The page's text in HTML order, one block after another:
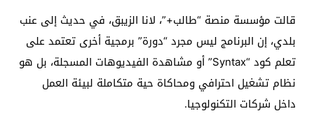
قالت مؤسسة منصة “طالب+”، لانا الزيبق، في حديث إلى عنب
بلدي، إن البرنامج ليس مجرد “دورة” برمجية أخرى تعتمد على
تعلم كود “Syntax” أو مشاهدة الفيديوهات المسجلة، بل هو
نظام تشغيل احترافي ومحاكاة حية متكاملة لبيئة العمل
داخل شركات التكنولوجيا.